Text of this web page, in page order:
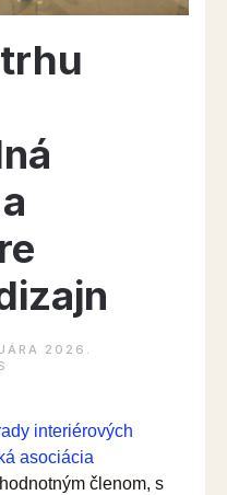
2026 .
interiérových
asociácia
členom, s